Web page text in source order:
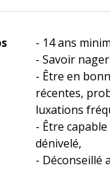
- 14 ans
- Savoir
- Être en
récentes,
luxations
- Être
dénivelé,
- Déconseillé